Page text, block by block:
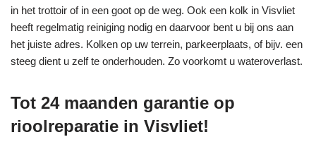
in het trottoir of in een goot op de weg. Ook een kolk in Visvliet
heeft regelmatig reiniging nodig en daarvoor bent u bij ons aan
het juiste adres. Kolken op uw terrein, parkeerplaats, of bijv. een
steeg dient u zelf te onderhouden. Zo voorkomt u wateroverlast.
Tot 24 maanden garantie op
rioolreparatie in Visvliet!